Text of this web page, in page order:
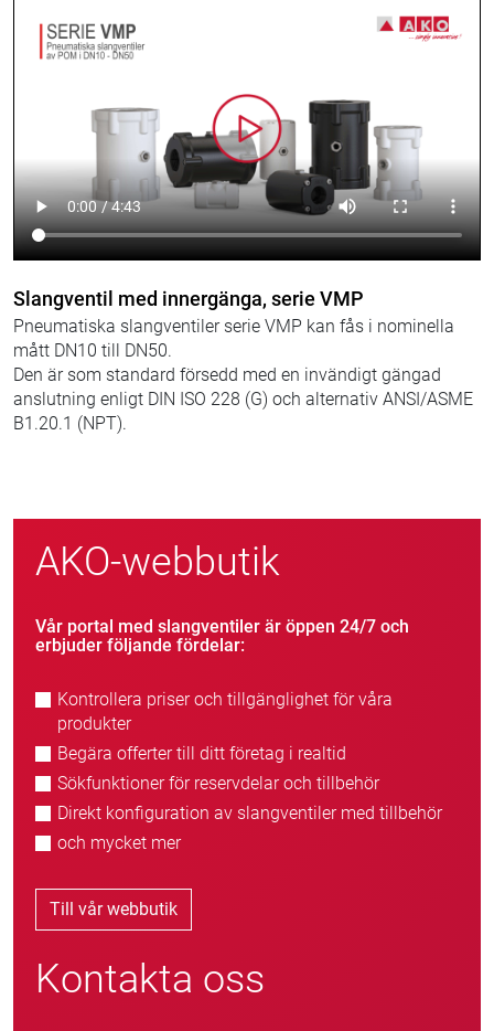
Slangventil med innergänga, serie VMP
Pneumatiska slangventiler serie VMP kan fås i nominella
mått DN10 till DN50.
Den är som standard försedd med en invändigt gängad
anslutning enligt DIN ISO 228 (G) och alternativ ANSI/ASME
B1.20.1 (NPT).
AKO-webbutik
Vår portal med slangventiler är öppen 24/7 och
erbjuder följande fördelar:
Kontrollera priser och tillgänglighet för våra
produkter
Begära offerter till ditt företag i realtid
Sökfunktioner för reservdelar och tillbehör
Direkt konfiguration av slangventiler med tillbehör
och mycket mer
Till vår webbutik
Kontakta oss